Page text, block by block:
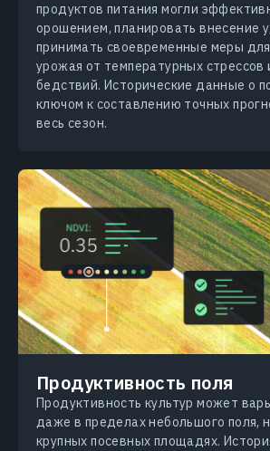
продуктов питания могли
орошением, планировать внесение
принимать своевременные меры
урожая от температурных стрессов
бедствий. Исторические данные о
ключом к составлению точных
весь сезон.
Продуктивность поля
Продуктивность культур может
даже в пределах небольшого поля,
крупных посевных площадях.